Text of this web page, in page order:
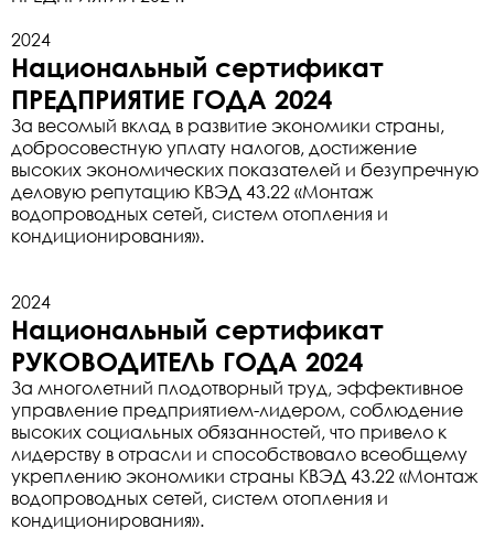
2024
Национальный сертификат
ПРЕДПРИЯТИЕ ГОДА 2024
За весомый вклад в развитие экономики страны,
добросовестную уплату налогов, достижение
высоких экономических показателей и безупречную
деловую репутацию КВЭД 43.22 «Монтаж
водопроводных сетей, систем отопления и
кондиционирования».
2024
Национальный сертификат
РУКОВОДИТЕЛЬ ГОДА 2024
За многолетний плодотворный труд, эффективное
управление предприятием-лидером, соблюдение
высоких социальных обязанностей, что привело к
лидерству в отрасли и способствовало всеобщему
укреплению экономики страны КВЭД 43.22 «Монтаж
водопроводных сетей, систем отопления и
кондиционирования».